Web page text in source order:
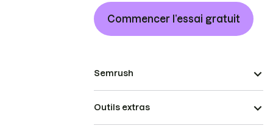
Commencer l’essai gratuit
Semrush
Outils extras